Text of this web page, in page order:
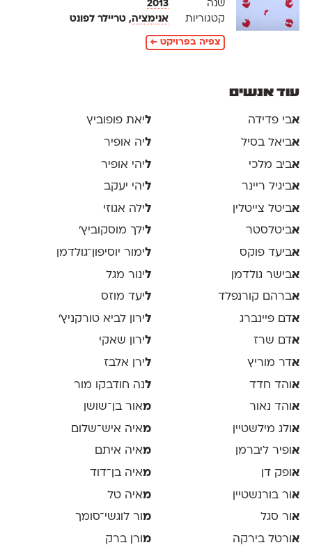
שנה
2013
קטגוריות
אנימציה, טריילר לפונט
צפיה בפרויקט ←
עוד אנשים
אבי פדידה
אביאל בסיל
אביב מלכי
אביגיל ריינר
אביטל צייטלין
אביטלסטר
אביעד פוקס
אבישר גולדמן
אברהם קורנפלד
אדם פיינברג
אדם שרז
אדר מוריץ
אוהד חדד
אוהד נאור
אולג מילשטיין
אופיר ליברמן
אופק דן
אור בורנשטיין
אור סגל
אורטל בירקה
ליאת פופוביץ
ליה אופיר
ליהי אופיר
ליהי יעקב
לילה אגוזי
לילך מוסקוביץ'
לימור יוסיפון־גולדמן
לינור מגל
ליעד מוזס
לירון לביא טורקניץ׳
לירון שאקי
לירן אלבז
לנה חודבקו מור
מאור בן־שושן
מאיה איש־שלום
מאיה איתם
מאיה בן־דוד
מאיה טל
מ ור לוגשי־סומך
מ ורן ברק